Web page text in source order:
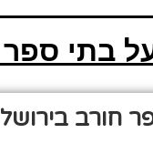
בתי ספר
חורב